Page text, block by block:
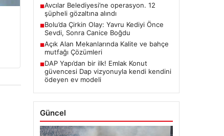
■Avcılar Belediyesi’ne operasyon. 12
şüpheli gözaltına alındı
■Bolu’da Çirkin Olay: Yavru Kediyi Önce
Sevdi, Sonra Canice Boğdu
■Açık Alan Mekanlarında Kalite ve bahçe
mutfağı Çözümleri
■DAP Yapı’dan bir ilk! Emlak Konut
güvencesi Dap vizyonuyla kendi kendini
ödeyen ev modeli
Güncel